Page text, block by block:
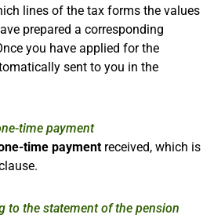
lines of the tax forms the values
prepared a corresponding
you have applied for the
sent to you in the
time payment
time paymentreceived, which is
to the statement of the pension